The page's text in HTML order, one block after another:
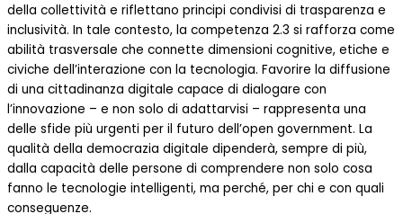
della collettività e riflettano principi condivisi di trasparenza e
inclusività. In tale contesto, la competenza 2.3 si rafforza come
abilità trasversale che connette dimensioni cognitive, etiche e
civiche dell’interazione con la tecnologia. Favorire la diffusione
di una cittadinanza digitale capace di dialogare con
l’innovazione – e non solo di adattarvisi – rappresenta una
delle sfide più urgenti per il futuro dell’open government. La
qualità della democrazia digitale dipenderà, sempre di più,
dalla capacità delle persone di comprendere non solo cosa
fanno le tecnologie intelligenti, ma perché, per chi e con quali
conseguenze.